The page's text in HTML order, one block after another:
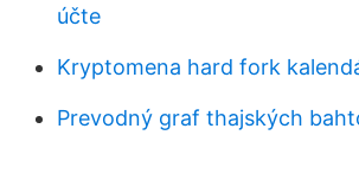
účte
Kryptomena hard fork
Prevodný graf thajských